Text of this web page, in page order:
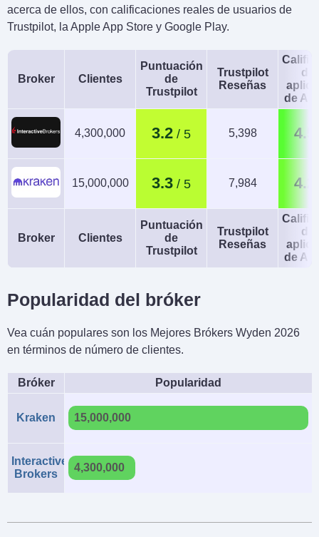
acerca de ellos, con calificaciones reales de usuarios de
Trustpilot, la Apple App Store y Google Play.
Broker Clientes
Puntuación
de
Trustpilot
Trustpilot
Reseñas
de
de
4,300,000 3.2 5,398 4.5
15,000,000 3.3 7,984 4.2
Broker Clientes
Puntuación
de
Trustpilot
Trustpilot
Reseñas
de
de
Popularidad del bróker
Vea cuán populares son los Mejores Brókers Wyden 2026
en términos de número de clientes.
Bróker Popularidad
Kraken 15,000,000
Interactive
Brokers
4,300,000